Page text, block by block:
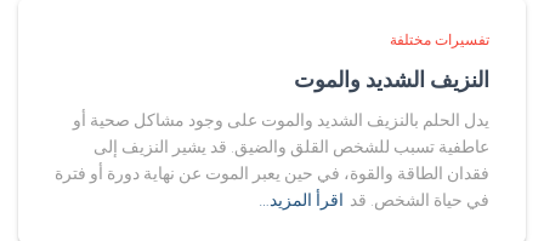
تفسيرات مختلفة
النزيف الشديد والموت
يدل الحلم بالنزيف الشديد والموت على وجود مشاكل صحية أو
عاطفية تسبب للشخص القلق والضيق. قد يشير النزيف إلى
فقدان الطاقة والقوة، في حين يعبر الموت عن نهاية دورة أو فترة
في حياة الشخص. قد اقرأ المزيد…